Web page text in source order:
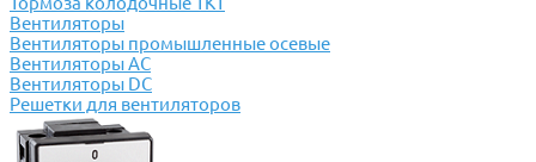
Вентиляторы
Вентиляторы промышленные осевые
Вентиляторы АС
Вентиляторы DC
Решетки для вентиляторов